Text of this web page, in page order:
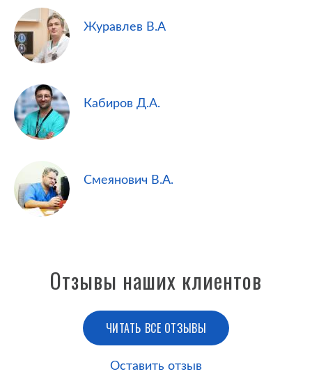
Журавлев В.А
Кабиров Д.А.
Смеянович В.А.
Отзывы наших клиентов
ЧИТАТЬ ВСЕ ОТЗЫВЫ
Оставить отзыв